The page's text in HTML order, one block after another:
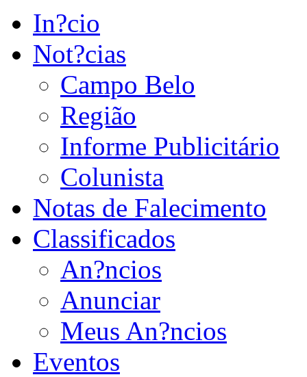
In?cio
Not?cias
Campo Belo
Região
Informe Publicitário
Colunista
Notas de Falecimento
Classificados
An?ncios
Anunciar
Meus An?ncios
Eventos